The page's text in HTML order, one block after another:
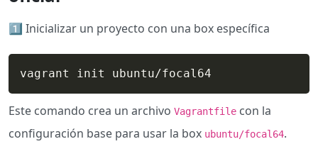
1️⃣​ Inicializar un proyecto con una box específica
vagrant init ubuntu/focal64
Este comando crea un archivo Vagrantfile con la
configuración base para usar la box ubuntu/focal64.